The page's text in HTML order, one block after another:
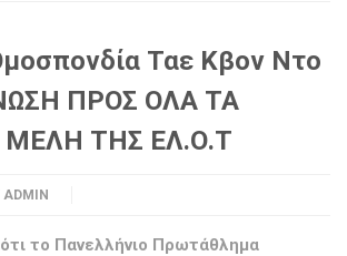
Ταε Κβον Ντο
ΠΡΟΣ ΟΛΑ ΤΑ
ΜΕΛΗ ΤΗΣ ΕΛ.Ο.Τ
ADMIN
το Πανελλήνιο Πρωτάθλημα